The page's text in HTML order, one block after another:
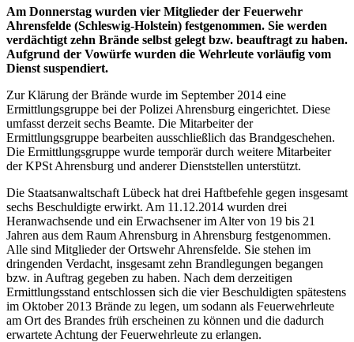
Am Donnerstag wurden vier Mitglieder der Feuerwehr
Ahrensfelde (Schleswig-Holstein) festgenommen. Sie werden
verdächtigt zehn Brände selbst gelegt bzw. beauftragt zu haben.
Aufgrund der Vowürfe wurden die Wehrleute vorläufig vom
Dienst suspendiert.
Zur Klärung der Brände wurde im September 2014 eine
Ermittlungsgruppe bei der Polizei Ahrensburg eingerichtet. Diese
umfasst derzeit sechs Beamte. Die Mitarbeiter der
Ermittlungsgruppe bearbeiten ausschließlich das Brandgeschehen.
Die Ermittlungsgruppe wurde temporär durch weitere Mitarbeiter
der KPSt Ahrensburg und anderer Dienststellen unterstützt.
Die Staatsanwaltschaft Lübeck hat drei Haftbefehle gegen insgesamt
sechs Beschuldigte erwirkt. Am 11.12.2014 wurden drei
Heranwachsende und ein Erwachsener im Alter von 19 bis 21
Jahren aus dem Raum Ahrensburg in Ahrensburg festgenommen.
Alle sind Mitglieder der Ortswehr Ahrensfelde. Sie stehen im
dringenden Verdacht, insgesamt zehn Brandlegungen begangen
bzw. in Auftrag gegeben zu haben. Nach dem derzeitigen
Ermittlungsstand entschlossen sich die vier Beschuldigten spätestens
im Oktober 2013 Brände zu legen, um sodann als Feuerwehrleute
am Ort des Brandes früh erscheinen zu können und die dadurch
erwartete Achtung der Feuerwehrleute zu erlangen.